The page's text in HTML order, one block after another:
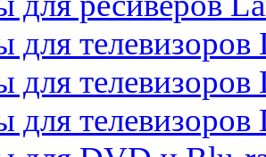
для телевизоров
для телевизоров
для телевизоров